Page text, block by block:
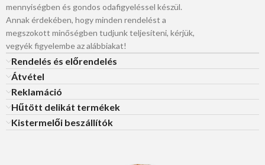
mennyiségben és gondos odafigyeléssel készül.
Annak érdekében, hogy minden rendelést a
megszokott minőségben tudjunk teljesíteni, kérjük,
vegyék figyelembe az alábbiakat!
Rendelés és előrendelés
Átvétel
Reklamáció
Hűtött delikát termékek
Kistermelői beszállítók